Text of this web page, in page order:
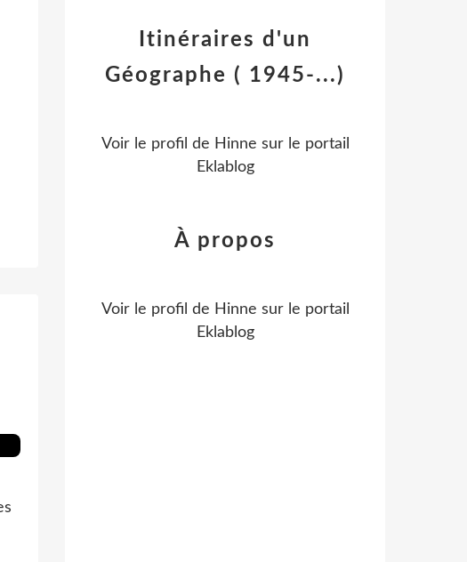
Itinéraires d'un
Géographe ( 1945-...)
Voir le profil de Hinne sur le portail
Eklablog
À propos
Voir le profil de Hinne sur le portail
Eklablog